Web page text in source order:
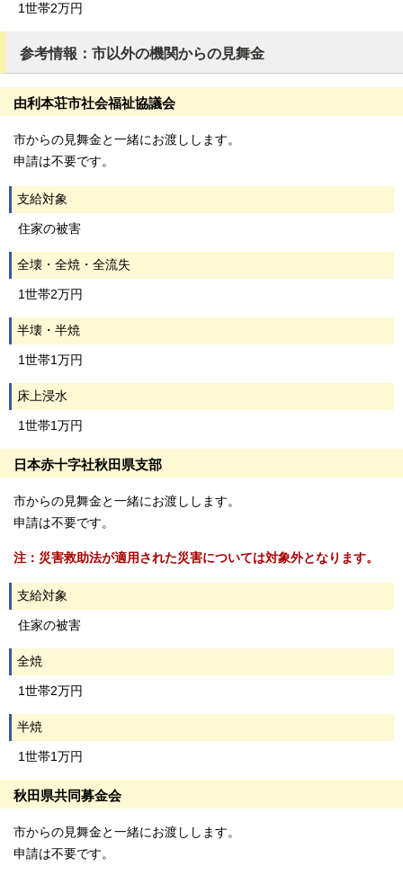
1世帯2万円
参考情報：市以外の機関からの見舞金
由利本荘市社会福祉協議会
市からの見舞金と一緒にお渡しします。
申請は不要です。
支給対象
住家の被害
全壊・全焼・全流失
1世帯2万円
半壊・半焼
1世帯1万円
床上浸水
1世帯1万円
日本赤十字社秋田県支部
市からの見舞金と一緒にお渡しします。
申請は不要です。
注：災害救助法が適用された災害については対象外となります。
支給対象
住家の被害
全焼
1世帯2万円
半焼
1世帯1万円
秋田県共同募金会
市からの見舞金と一緒にお渡しします。
申請は不要です。